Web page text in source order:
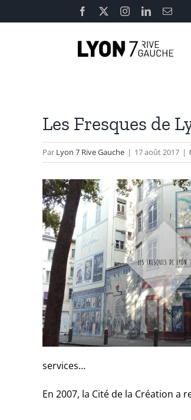
au
Facebook InstagramLinkedInEmail
Les Fresques de
Par Lyon 7 Rive Gauche | 17 août 2017 |
services…
En 2007, la Cité de la Création a